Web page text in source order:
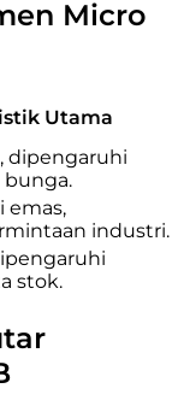
Micro
Utama
dipengaruhi
bunga.
emas,
industri.
stok.